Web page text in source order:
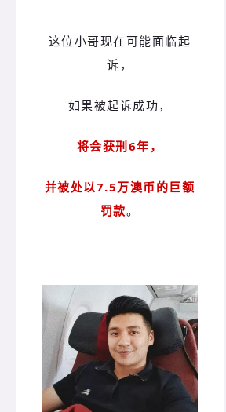
这位小哥现在可能面临起
诉，
如果被起诉成功，
将会获刑6年，
并被处以7.5万澳币的巨额
罚款。